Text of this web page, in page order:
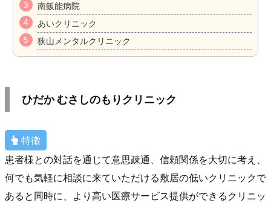
南飯能病院
あいクリニック
狭山メンタルクリニック
ひだか むさしのもりクリニック
特徴
患者様との対話を通じて意思疎通、信頼関係を大切に考え、
何でも気軽に相談に来ていただける敷居の低いクリニックで
あると同時に、より高い医療サービス提供ができるクリニッ